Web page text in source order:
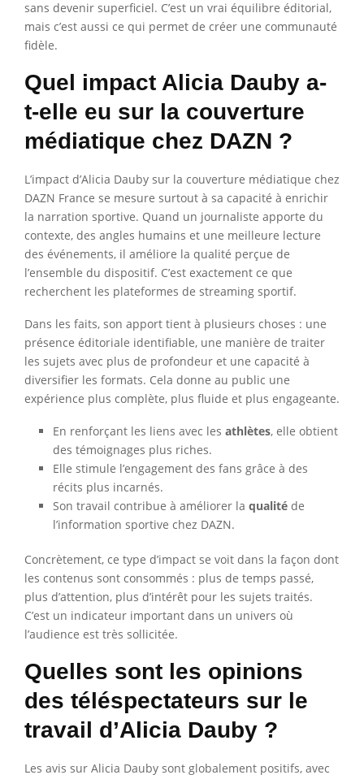
sans devenir superficiel. C’est un vrai équilibre éditorial,
mais c’est aussi ce qui permet de créer une communauté
fidèle.
Quel impact Alicia Dauby a-
t-elle eu sur la couverture
médiatique chez DAZN ?
L’impact d’Alicia Dauby sur la couverture médiatique chez
DAZN France se mesure surtout à sa capacité à enrichir
la narration sportive. Quand un journaliste apporte du
contexte, des angles humains et une meilleure lecture
des événements, il améliore la qualité perçue de
l’ensemble du dispositif. C’est exactement ce que
recherchent les plateformes de streaming sportif.
Dans les faits, son apport tient à plusieurs choses : une
présence éditoriale identifiable, une manière de traiter
les sujets avec plus de profondeur et une capacité à
diversifier les formats. Cela donne au public une
expérience plus complète, plus fluide et plus engageante.
En renforçant les liens avec les athlètes, elle obtient
des témoignages plus riches.
Elle stimule l’engagement des fans grâce à des
récits plus incarnés.
Son travail contribue à améliorer la qualité de
l’information sportive chez DAZN.
Concrètement, ce type d’impact se voit dans la façon dont
les contenus sont consommés : plus de temps passé,
plus d’attention, plus d’intérêt pour les sujets traités.
C’est un indicateur important dans un univers où
l’audience est très sollicitée.
Quelles sont les opinions
des téléspectateurs sur le
travail d’Alicia Dauby ?
Les avis sur Alicia Dauby sont globalement positifs, avec